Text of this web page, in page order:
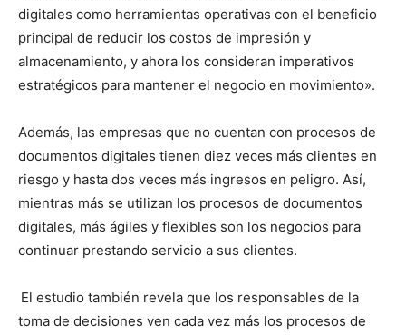
digitales como herramientas operativas con el beneficio
principal de reducir los costos de impresión y
almacenamiento, y ahora los consideran imperativos
estratégicos para mantener el negocio en movimiento».
Además, las empresas que no cuentan con procesos de
documentos digitales tienen diez veces más clientes en
riesgo y hasta dos veces más ingresos en peligro. Así,
mientras más se utilizan los procesos de documentos
digitales, más ágiles y flexibles son los negocios para
continuar prestando servicio a sus clientes.
El estudio también revela que los responsables de la
toma de decisiones ven cada vez más los procesos de